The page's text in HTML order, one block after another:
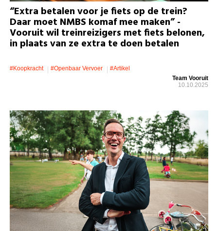
“Extra betalen voor je fiets op de trein?
Daar moet NMBS komaf mee maken” -
Vooruit wil treinreizigers met fiets belonen,
in plaats van ze extra te doen betalen
#koopkracht #openbaar Vervoer
#artikel
Team Vooruit
10.10.2025